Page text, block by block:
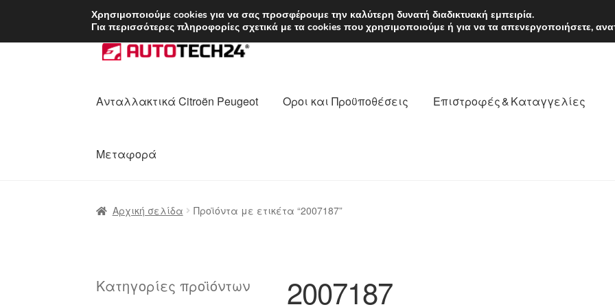
ΑΠΟΣΤΟΛΗ από 7 EUR Δευτέρα-Παρ.
Απευθείας
μετάβαση
πλοήγηση
Μετάβαση
σε
Ανταλλακτικά Citroën Peugeot Οροι και Προϋποθέσεις Επιστροφές & Καταγγελίες
Μεταφορά
Αρχική σελίδα Προϊόντα με ετικέτα “2007187”
2007187
Κατηγορίες προϊόντων
Χρησιμοποιούμε cookies για να σας προσφέρουμε την καλύτερη δυνατή διαδικτυακή εμπειρία.
Για περισσότερες πληροφορίες σχετικά με τα cookies που χρησιμοποιούμε ή για να τα απενεργοποιήσετε,